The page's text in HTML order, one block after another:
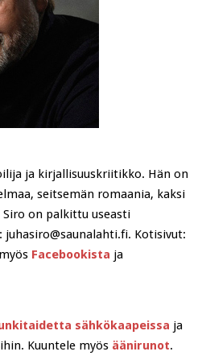
ja kirjallisuuskriitikko. Hän on
seitsemän romaania, kaksi
on palkittu useasti
Kotisivut:
Facebookista ja
sähkökaapeissa ja
Kuuntele myös äänirunot.